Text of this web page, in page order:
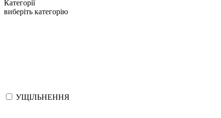
Категорії
виберіть категорію
УЩІЛЬНЕННЯ